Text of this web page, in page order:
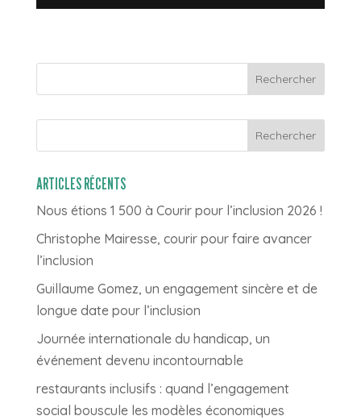
Rechercher
ARTICLES RÉCENTS
Nous étions 1 500 à Courir pour l’inclusion 2026 !
Christophe Mairesse, courir pour faire avancer
l’inclusion
Guillaume Gomez, un engagement sincère et de
longue date pour l’inclusion
Journée internationale du handicap, un
événement devenu incontournable
restaurants inclusifs : quand l’engagement
social bouscule les modèles économiques